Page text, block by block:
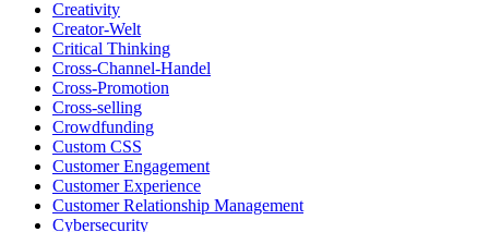
Creativity
Creator-Welt
Critical Thinking
Cross-Channel-Handel
Cross-Promotion
Cross-selling
Crowdfunding
Custom CSS
Customer Engagement
Customer Experience
Customer Relationship Management
Cybersecurity